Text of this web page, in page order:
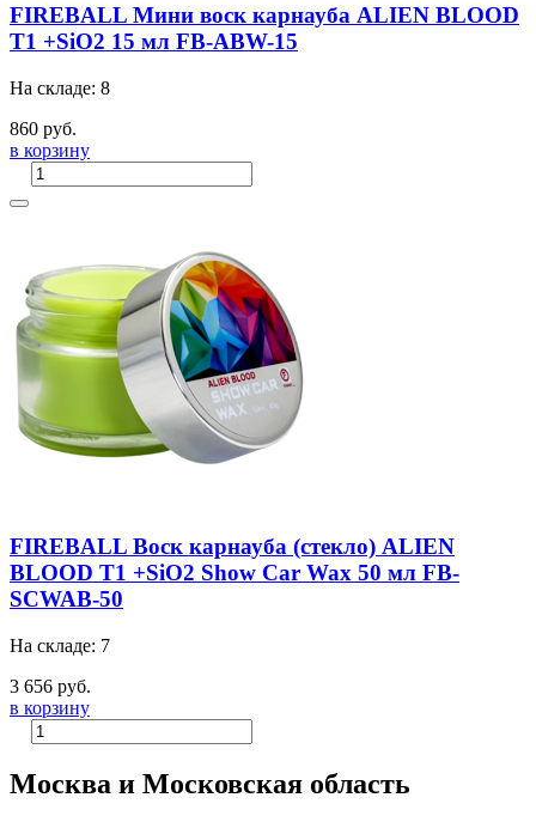
FIREBALL Мини воск карнауба ALIEN BLOOD
T1 +SiO2 15 мл FB-ABW-15
На складе: 8
860 руб.
в корзину
FIREBALL Воск карнауба (стекло) ALIEN
BLOOD T1 +SiO2 Show Car Wax 50 мл FB-
SCWAB-50
На складе: 7
3 656 руб.
в корзину
Москва и Московская область